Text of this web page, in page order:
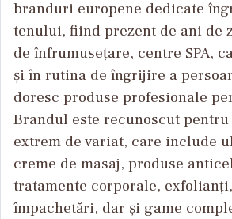
branduri europene dedicate
tenului, fiind prezent de ani de
de înfrumusețare, centre SPA,
și în rutina de îngrijire a
doresc produse profesionale
Brandul este recunoscut
extrem de variat, care include
creme de masaj, produse
tratamente corporale,
împachetări, dar și game